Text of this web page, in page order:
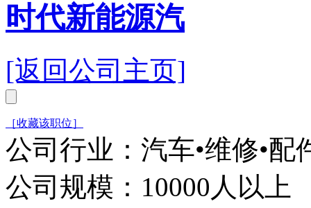
时代新能源汽
[返回公司主页]
［收藏该职位］
公司行业：汽车•维修•配
公司规模：10000人以上